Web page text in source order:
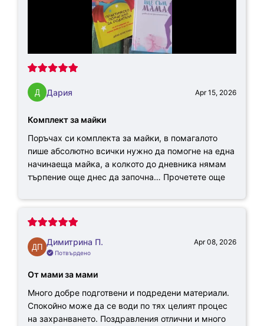
Дария Apr 15, 2026
Комплект за майки
Поръчах си комплекта за майки, в помагалото
пише абсолютно всички нужно да помогне на една
начинаеща майка, а колкото до дневника нямам
търпение още днес да започна… Прочетете още
Димитрина П. Apr 08, 2026
Потвърдено
От мами за мами
Много добре подготвени и подредени материали.
Спокойно може да се води по тях целият процес
на захранването. Поздравления отлични и много